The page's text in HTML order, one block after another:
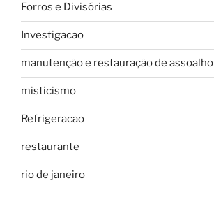
Forros e Divisórias
Investigacao
manutenção e restauração de assoalho
misticismo
Refrigeracao
restaurante
rio de janeiro